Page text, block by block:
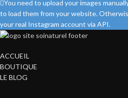
You need to upload your images
to load them from your website.
your real Instagram account via API.
ACCUEIL
BOUTIQUE
LE BLOG